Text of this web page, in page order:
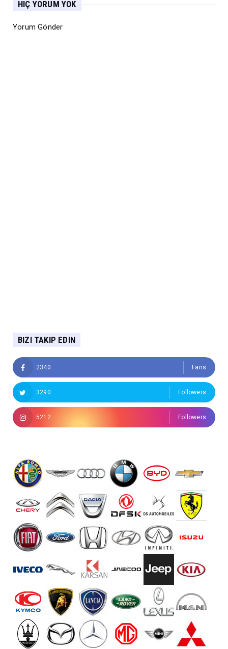
HIÇ YORUM YOK
Yorum Gönder
BIZI TAKIP EDIN
2340 Fans
3290 Followers
5212 Followers